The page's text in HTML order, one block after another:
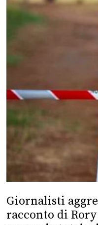
Giornalisti
racconto di